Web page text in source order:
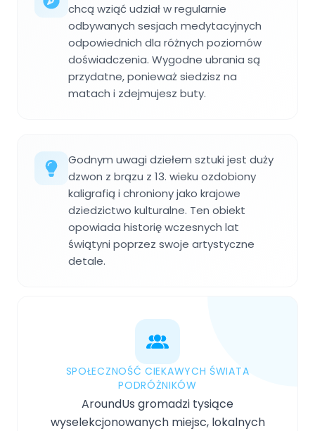
chcą wziąć udział w regularnie
odbywanych sesjach medytacyjnych
odpowiednich dla różnych poziomów
doświadczenia. Wygodne ubrania są
przydatne, ponieważ siedzisz na
matach i zdejmujesz buty.
Godnym uwagi dziełem sztuki jest duży
dzwon z brązu z 13. wieku ozdobiony
kaligrafią i chroniony jako krajowe
dziedzictwo kulturalne. Ten obiekt
opowiada historię wczesnych lat
świątyni poprzez swoje artystyczne
detale.
SPOŁECZNOŚĆ CIEKAWYCH ŚWIATA
PODRÓŻNIKÓW
AroundUs gromadzi tysiące
wyselekcjonowanych miejsc, lokalnych